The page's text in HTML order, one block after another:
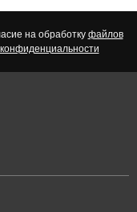
на обработку файлов